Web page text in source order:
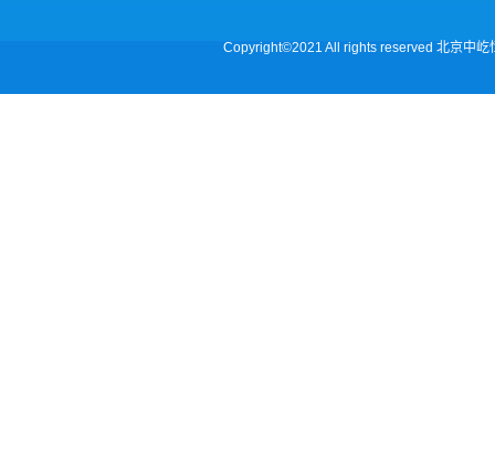
Copyright©2021 All rights reserved 北京中